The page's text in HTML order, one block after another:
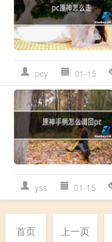
pcy 01-15
yss 01-15
首页 上一页